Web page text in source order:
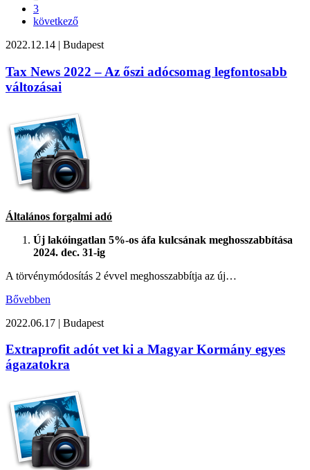
3
következő
2022.12.14 | Budapest
Tax News 2022 – Az őszi adócsomag legfontosabb
változásai
Általános forgalmi adó
Új lakóingatlan 5%-os áfa kulcsának meghosszabbítása
2024. dec. 31-ig
A törvénymódosítás 2 évvel meghosszabbítja az új…
Bővebben
2022.06.17 | Budapest
Extraprofit adót vet ki a Magyar Kormány egyes
ágazatokra